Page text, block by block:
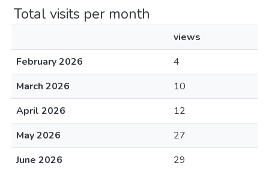
Total visits per month
views
February 2026
4
March 2026
10
April 2026
12
May 2026
27
June 2026
29